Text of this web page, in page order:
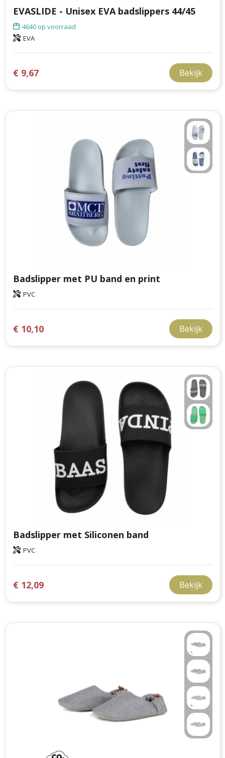
EVASLIDE - Unisex EVA badslippers 44/45
4640op voorraad
EVA
€ 9,67 Bekijk
Badslipper met PU band en print
PVC
€ 10,10 Bekijk
Badslipper met Siliconen band
PVC
€ 12,09 Bekijk